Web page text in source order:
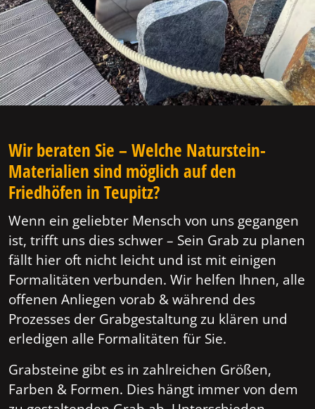
Wir beraten Sie – Welche Naturstein-
Materialien sind möglich auf den
Friedhöfen in Teupitz?
Wenn ein geliebter Mensch von uns gegangen
ist, trifft uns dies schwer – Sein Grab zu planen
fällt hier oft nicht leicht und ist mit einigen
Formalitäten verbunden. Wir helfen Ihnen, alle
offenen Anliegen vorab & während des
Prozesses der Grabgestaltung zu klären und
erledigen alle Formalitäten für Sie.
Grabsteine gibt es in zahlreichen Größen,
Farben & Formen. Dies hängt immer von dem